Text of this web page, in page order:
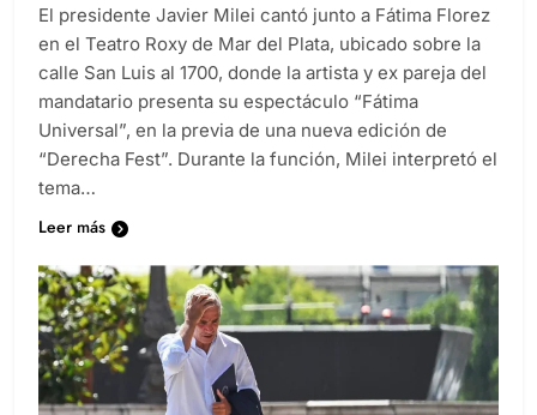
El presidente Javier Milei cantó junto a Fátima Florez
en el Teatro Roxy de Mar del Plata, ubicado sobre la
calle San Luis al 1700, donde la artista y ex pareja del
mandatario presenta su espectáculo “Fátima
Universal”, en la previa de una nueva edición de
“Derecha Fest”. Durante la función, Milei interpretó el
tema…
Leer más